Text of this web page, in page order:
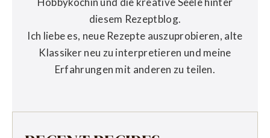
diesem Rezeptblog.
Ich liebe es, neue Rezepte auszuprobieren, alte
Klassiker neu zu interpretieren und meine
Erfahrungen mit anderen zu teilen.